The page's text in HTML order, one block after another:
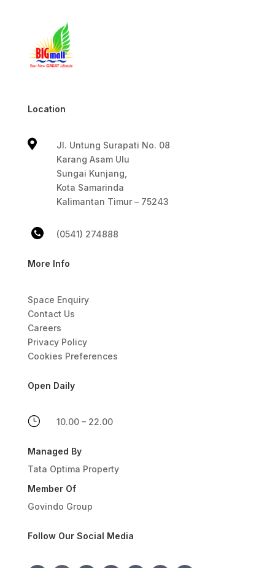
Location

Jl. Untung Surapati No. 08
Karang Asam Ulu
Sungai Kunjang,
Kota Samarinda
Kalimantan Timur – 75243
(0541) 274888
More Info
Space Enquiry
Contact Us
Careers
Privacy Policy
Cookies Preferences
Open Daily
} 10.00 – 22.00
Managed By
Tata Optima Property
Member Of
Govindo Group
Follow Our Social Media